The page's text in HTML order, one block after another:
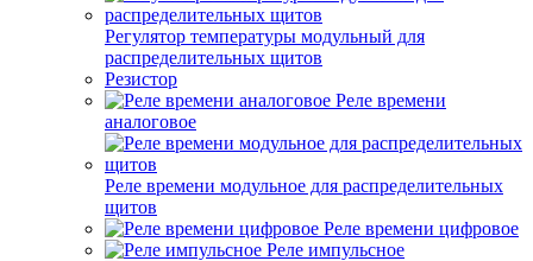
Регулятор температуры модульный для
распределительных щитов
Резистор
Реле времени
аналоговое
Реле времени модульное для распределительных
щитов
Реле времени цифровое
Реле импульсное